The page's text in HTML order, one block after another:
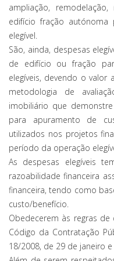
ampliação,
edifício fração autónoma
elegível.
São, ainda, despesas
de edifício ou fração
elegíveis, devendo o
metodologia de
imobiliário que
para apuramento de
utilizados nos projetos
período da operação
As despesas elegíveis
razoabilidade financeira
financeira, tendo como
custo/benefício.
Obedecerem às regras
Código da Contratação
18/2008, de 29 de janeiro